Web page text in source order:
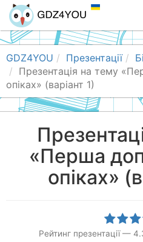
GDZ4YOU Презентації
Презентація на тему
опіках» (варіант 1)
«Перша
опіках»
Рейтинг презентації —